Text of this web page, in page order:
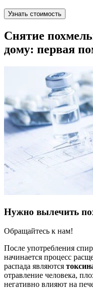
Узнать стоимость
Снятие
дому: первая
Нужно вылечить
Обращайтесь к нам!
После употребления
начинается процесс
распада являются
отравление человека,
негативно влияют на